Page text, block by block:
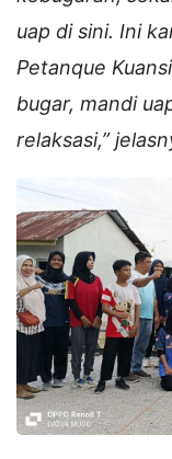
uap di sini. Ini
Petanque
bugar, mandi
relaksasi,”